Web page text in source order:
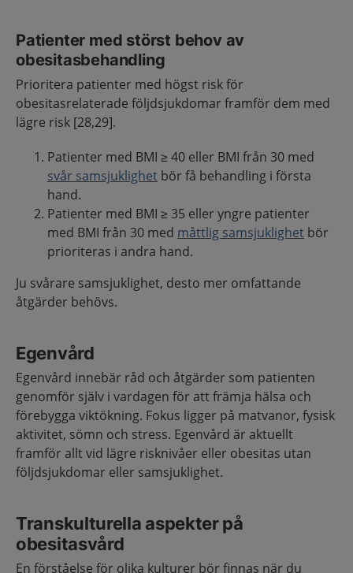
Patienter med störst behov av
obesitasbehandling
Prioritera patienter med högst risk för
obesitasrelaterade följdsjukdomar framför dem med
lägre risk [28,29].
Patienter med BMI ≥ 40 eller BMI från 30 med
svår samsjuklighet bör få behandling i första
hand.
Patienter med BMI ≥ 35 eller yngre patienter
med BMI från 30 med måttlig samsjuklighet bör
prioriteras i andra hand.
Ju svårare samsjuklighet, desto mer omfattande
åtgärder behövs.
Egenvård
Egenvård innebär råd och åtgärder som patienten
genomför själv i vardagen för att främja hälsa och
förebygga viktökning. Fokus ligger på matvanor, fysisk
aktivitet, sömn och stress. Egenvård är aktuellt
framför allt vid lägre risknivåer eller obesitas utan
följdsjukdomar eller samsjuklighet.
Transkulturella aspekter på
obesitasvård
En förståelse för olika kulturer bör finnas när du